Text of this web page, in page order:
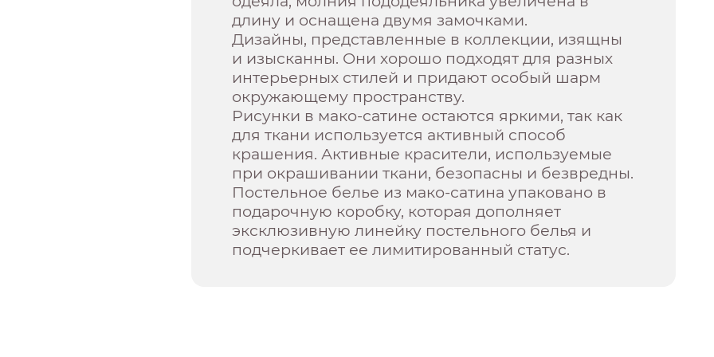
длину и оснащена двумя замочками.
Дизайны, представленные в коллекции, изящны
и изысканны. Они хорошо подходят для разных
интерьерных стилей и придают особый шарм
окружающему пространству.
Рисунки в мако-сатине остаются яркими, так как
для ткани используется активный способ
крашения. Активные красители, используемые
при окрашивании ткани, безопасны и безвредны.
Постельное белье из мако-сатина упаковано в
подарочную коробку, которая дополняет
эксклюзивную линейку постельного белья и
подчеркивает ее лимитированный статус.